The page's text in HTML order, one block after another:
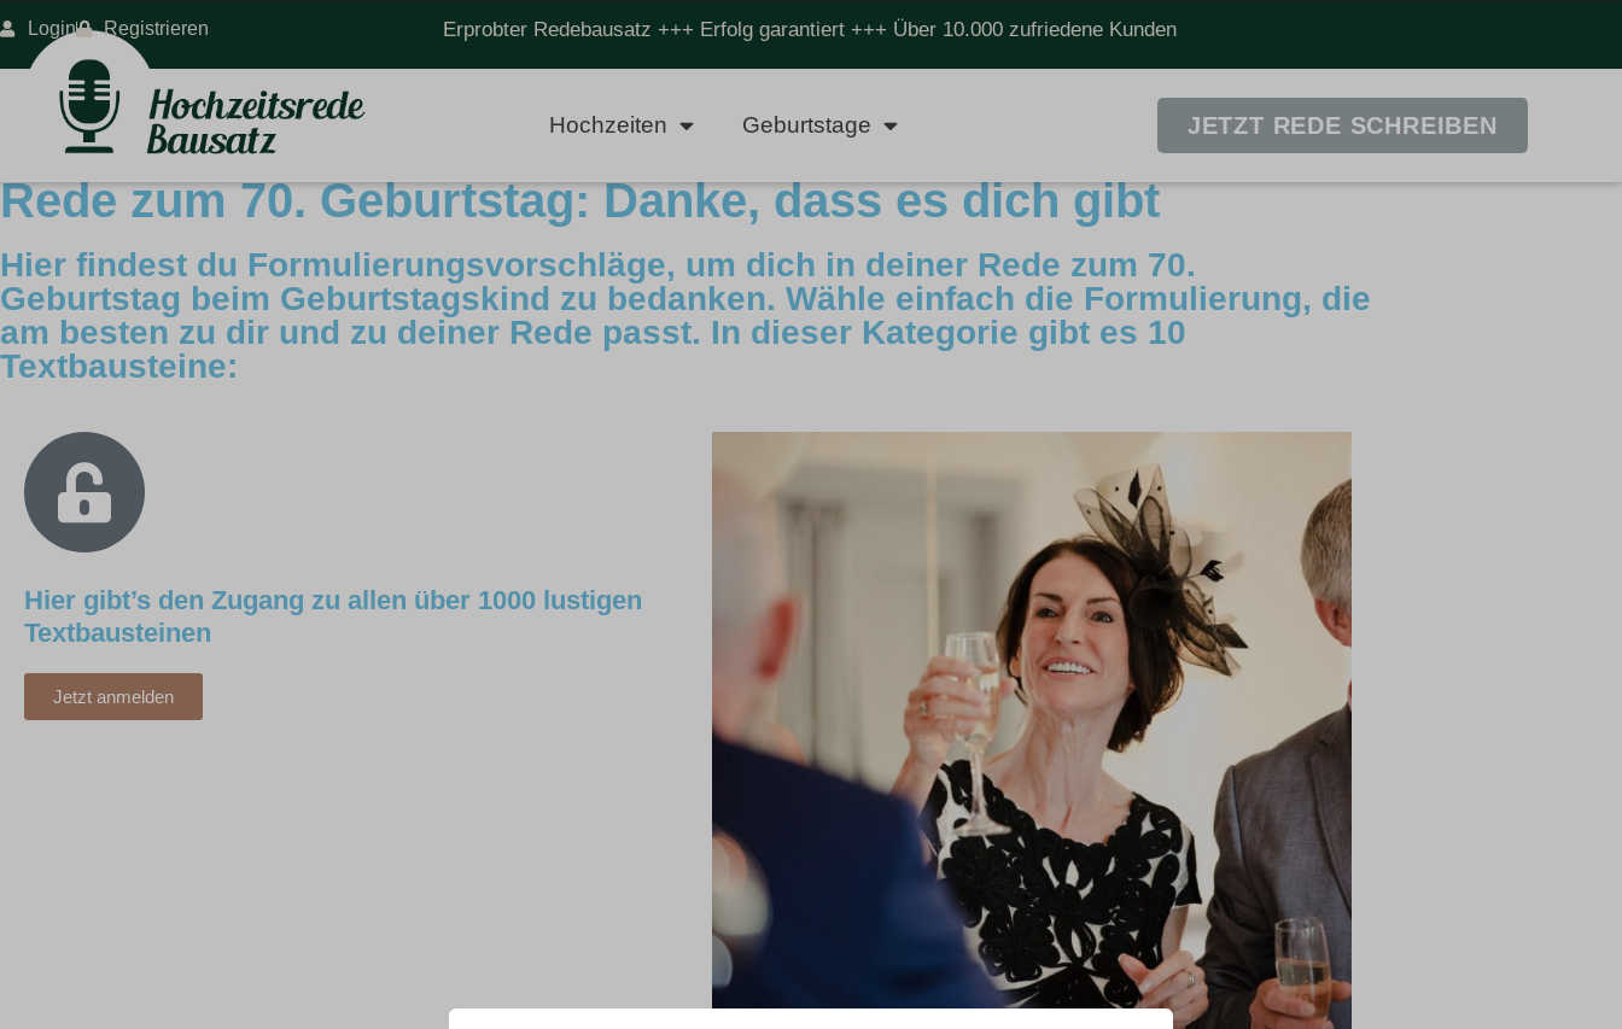
Erprobter Redebausatz +++ Erfolg garantiert +++ Über 10.000 zufriedene Kunden
Login Registrieren
Hochzeiten Geburtstage JETZT REDE SCHREIBEN
Rede zum 70. Geburtstag: Danke, dass es dich gibt
Hier findest du Formulierungsvorschläge, um dich in deiner Rede zum 70.
Geburtstag beim Geburtstagskind zu bedanken. Wähle einfach die Formulierung, die
am besten zu dir und zu deiner Rede passt. In dieser Kategorie gibt es 10
Textbausteine:
Hier gibt’s den Zugang zu allen über 1000 lustigen
Textbausteinen
Jetzt anmelden